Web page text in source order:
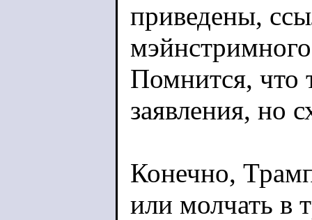
приведены,
Помнится, что
заявления, но
Конечно,
или молчать в